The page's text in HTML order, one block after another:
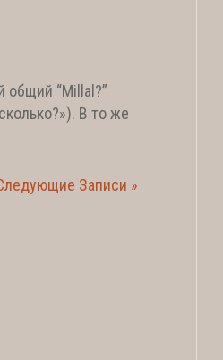
общий “Millal?”
В то же
Записи »